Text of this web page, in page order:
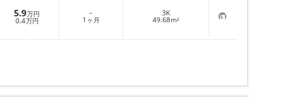
5.9万円
0.4万円
－
1 ヶ月
3K
49.68m² お
気
に
入